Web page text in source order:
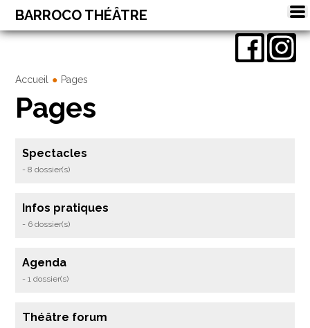
BARROCO THÉÂTRE
Stages
Théâtre forum
Agenda
Accueil Pages
Pages
Spectacles
- 8 dossier(s)
Infos pratiques
- 6 dossier(s)
Agenda
- 1 dossier(s)
Théâtre forum